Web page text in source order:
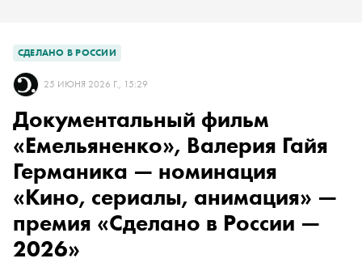
СДЕЛАНО В РОССИИ
25 ИЮНЯ 2026 Г., 15:29
Документальный фильм
«Емельяненко», Валерия Гайя
Германика — номинация
«Кино, сериалы, анимация» —
премия «Сделано в России —
2026»